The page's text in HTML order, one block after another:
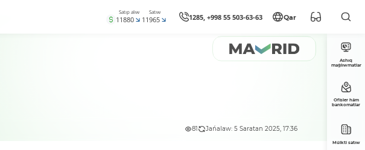
Satıp alıw
11880
Satıw
11965 1285, +998 55 503-63-63 Qar
81 Jańalaw: 5 Saratan 2025, 17:36
Ashıq
maǵlıwmatlar
Ofisler hám
bankomatlar
Múlkti satıw